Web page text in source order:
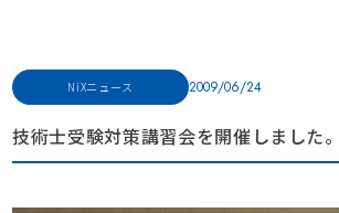
NiXニュース 2009/06/24
技術士受験対策講習会を開催しました。